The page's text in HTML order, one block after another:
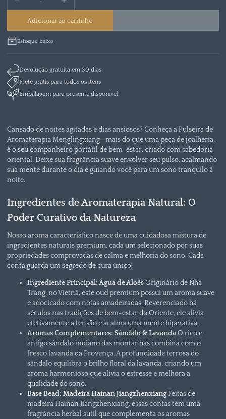
Adicionar ao carrinho
Estoque baixo
Devolução gratuita em 30 dias
Frete grátis para todos os itens
Embalagem para presente disponível
Cansado de noites agitadas e dias ansiosos? Conheça a Pulseira de
Aromaterapia Menglingxiang—mais do que uma peça de joalheria,
é o seu companheiro portátil de bem-estar, criado com sabedoria
oriental. Deixe sua fragrância suave envolver seu pulso, acalmando
sua mente durante o dia e guiando você para um sono tranquilo à
noite.
Ingredientes de Aromaterapia Natural: O
Poder Curativo da Natureza
Nosso aroma característico nasce de uma cuidadosa mistura de
ingredientes naturais premium, cada um selecionado por suas
propriedades comprovadas de calma e melhoria do sono. Cada
conta guarda um segredo de cura único:
Ingrediente Principal: Água de AloésOriginário de Nha
Trang, no Vietnã, este oud premium possui um aroma suave
e adocicado com notas amadeiradas. Reverenciado há
séculos nas tradições de bem-estar do Oriente, ele alivia
efetivamente a tensão e acalma uma mente hiperativa.
Aromas Complementares: Sândalo & LavandaO rico e
antigo sândalo indiano das montanhas combina com o
fresco lavanda da Provença. A profundidade terrosa do
sândalo equilibra o brilho floral da lavanda, criando um
aroma harmonioso que alivia o estresse e melhora a
qualidade do sono.
Base Bead: Madeira Hainan JiangzhenxiangFeitas de
madeira Hainan Jiangzhenxiang, essas contas têm uma
fragrância herbal sutil que complementa os aromas